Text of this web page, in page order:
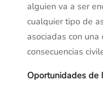
alguien va a ser
cualquier tipo de
asociadas con
consecuencias
Oportunidades de